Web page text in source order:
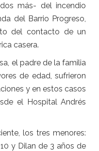
más- del incendio
del Barrio Progreso,
del contacto de un
casera.
el padre de la familia
de edad, sufrieron
y en estos casos
el Hospital Andrés
los tres menores:
y Dilan de 3 años de